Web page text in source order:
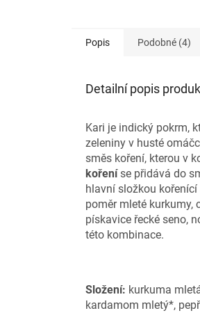
Popis Podobné (4)
Detailní popis
Kari je indický pokrm,
zeleniny v husté
směs koření, kterou v
kořeníse přidává do
hlavní složkou
poměr mleté kurkumy,
pískavice řecké seno,
této kombinace.
Složení: kurkuma
kardamom mletý*,